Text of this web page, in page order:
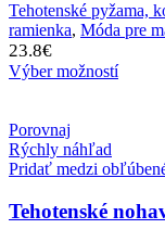
Tehotenské pyžama,
ramienka, Móda pre
23.8€
Výber možností
Porovnaj
Rýchly náhľad
Pridať medzi
Tehotenské